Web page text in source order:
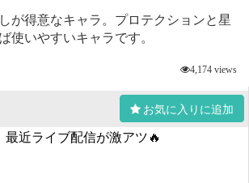
が得意なキャラ。プロテクションと星
使いやすいキャラです。
4,174 views
お気に入りに追加
最近ライブ配信が激アツ🔥